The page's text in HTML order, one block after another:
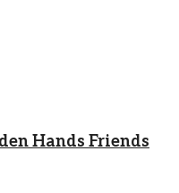
Hands Friends